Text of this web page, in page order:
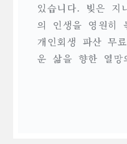
있습니다. 빚은 지
의 인생을 영원히
개인회생 파산 무
운 삶을 향한 열망